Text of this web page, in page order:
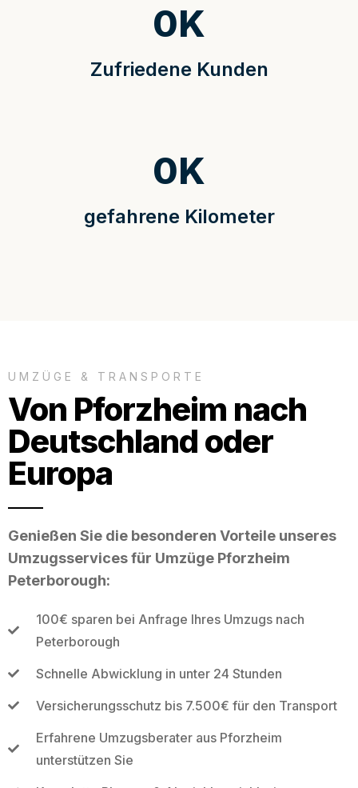
Zufriedene Kunden
0K
gefahrene Kilometer
0K
UMZÜGE & TRANSPORTE
Von Pforzheim nach
Deutschland oder
Europa
Genießen Sie die besonderen Vorteile unseres
Umzugsservices für Umzüge Pforzheim
Peterborough:
100€ sparen bei Anfrage Ihres Umzugs nach
Peterborough
Schnelle Abwicklung in unter 24 Stunden
Versicherungsschutz bis 7.500€ für den Transport
Erfahrene Umzugsberater aus Pforzheim
unterstützen Sie